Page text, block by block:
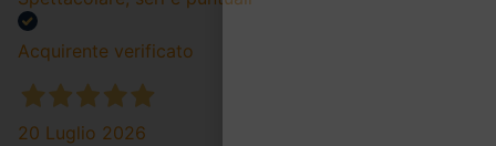
Acquirente verificato
20 Luglio 2026